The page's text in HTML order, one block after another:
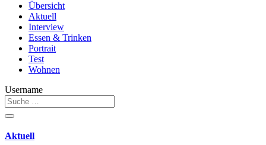
Übersicht
Aktuell
Interview
Essen & Trinken
Portrait
Test
Wohnen
Username
Aktuell